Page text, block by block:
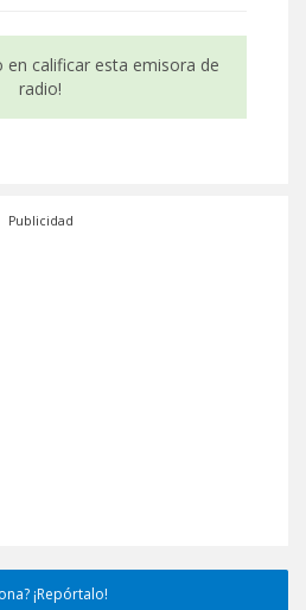
en calificar esta emisora de
radio!
Publicidad
¡Repórtalo!